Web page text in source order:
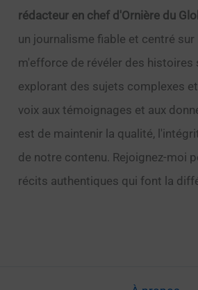
rédacteur en chef d'Ornière du
un journalisme fiable et centré sur
m'efforce de révéler des histoires
explorant des sujets complexes
voix aux témoignages et aux
est de maintenir la qualité,
de notre contenu. Rejoignez-moi
récits authentiques qui font la